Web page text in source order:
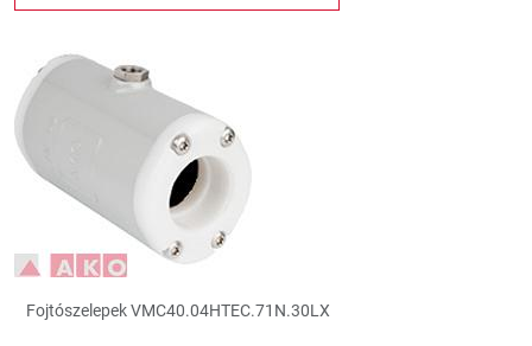
Fojtószelepek VMC40.04HTEC.71N.30LX